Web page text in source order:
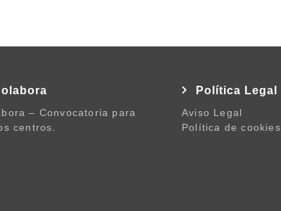
– Convocatoria para
centros.
Política Legal
Aviso Legal
Política de cookies